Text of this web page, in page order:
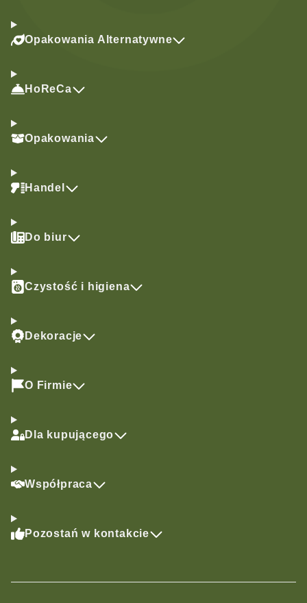
Opakowania Alternatywne
HoReCa
Opakowania
Handel
Do biur
Czystość i higiena
Dekoracje
O Firmie
Dla kupującego
Współpraca
Pozostań w kontakcie